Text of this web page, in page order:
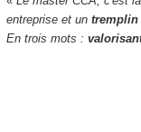
entreprise et un tremplin
En trois mots :